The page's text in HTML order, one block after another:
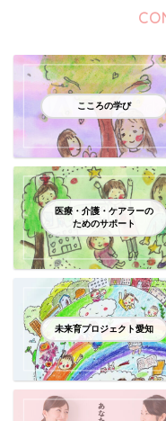
こころの学び
医療・介護・ケアラーの
ためのサポート
未来育プロジェクト愛知